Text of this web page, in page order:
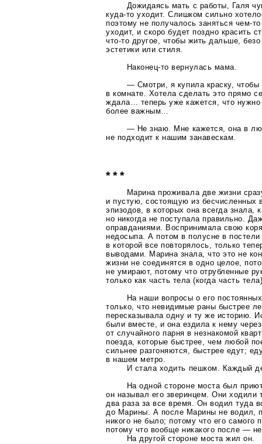
Дожидаясь мать с работы, Галя
куда-то уходит. Слишком сильно
поэтому не получалось заняться чем-то
уходит, и скоро будет поздно красить
что-то другое, чтобы жить дальше,
эстетики или стиля.
Наконец-то вернулась мама.
— Смотри, я купила краску, чтобы
в комнате. Хотела сделать это прямо
ждала… теперь уже кажется, что
более важным…
— Не знаю. Мне кажется, она в
не подходит к нашим занавескам.
* * *
Марина проживала две жизни
и пустую, состоящую из бесчисленных
эпизодов, в которых она всегда знала,
но никогда не поступала правильно.
оправданиями. Воспринимала свою
недосыпа. А потом в полусне в
в которой все повторялось, только
выводами. Марина знала, что это не
жизни не соединятся в одно целое,
не умирают, потому что отрубленные
только как часть тела (когда часть
На наши вопросы о его
только, что невидимые раны быстрее
пересказывала одну и ту же историю.
были вместе, и она ездила к нему
от случайного парня в незнакомой
поезда, которые быстрее, чем любой
сильнее разгоняются, быстрее едут;
в нашем метро.
И стала ходить пешком. Каждый
На одной стороне моста был
он называл его зверинцем. Они ходили
два раза за все время. Он водил туда
до Марины. А после Марины не водил,
никого не было; потому что его
потому что вообще никакого после —
На другой стороне моста жил он.